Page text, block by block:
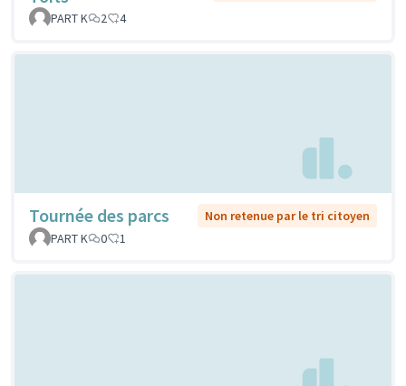
PART K
2 4
Tournée des parcs
Non retenue par le tri citoyen
PART K
0 1